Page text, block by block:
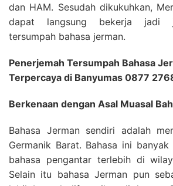
dan HAM. Sesudah dikukuhkan,
dapat langsung bekerja jadi
tersumpah bahasa jerman.
Penerjemah Tersumpah Bahasa
Terpercaya di Banyumas 0877
Berkenaan dengan Asal Muasal
Bahasa Jerman sendiri adalah
Germanik Barat. Bahasa ini
bahasa pengantar terlebih di
Selain itu bahasa Jerman pun